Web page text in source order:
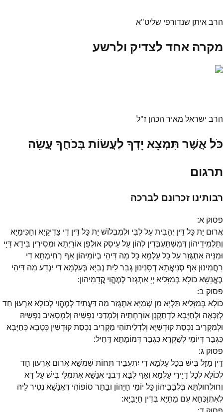
הרב איתן שנדורפי שליט"א
מקרה אחד לצדיק ולרשע
הרב ישראל מאיר הכהן ז"ל
כֹּל אֲשֶׁר תִּמְצָא יָדְךָ לַעֲשׂוֹת בְּכֹחֲךָ עֲשֵׂה
תרגום
רבותינו זכרונם לברכה
פסוק א:
אֲרוּם יָת כָּל דֵּין יְהָבִית עַל לִבִּי וּלְמִבְלוֹשׁ יָת כָּל דֵּין דִי צַדִיקַיָא וְחַכִּימַיָּא
וְתַלְמִידֵיהוֹן דְּמִשְׁתַּעְבְּדִין לְהוֹן עַל עֵיסַק אוּלְפַן אוֹרַיְתָא וּמְסִירִין בִּידָא דַּיָי
וּמִנֵּיהּ אִתְגְּזַר עַל כָּל עַלְמָא כָּל מַה דִּיהֵי בְיוֹמֵיהוֹן אַף רְחִימְתָא דִי
רַחֲמִינוּן אַף סְנִיאֲתָא דְסָנִינוּן גְּבַר לֵית נְבִיָּא בְּעַלְמָא דִי יִנְדַע מַה דִּיהֵי
בֶאֱנָשָׁא כּוֹלָא בְּמַזָּלַיא יְיָ אִתְגְּזַר לְמֶהֱוֵי קֳדָמֵיהוֹן:
פסוק ב:
כּוֹלָא בְּמַזָּלַיא תַּלְיָא מִן שְׁמַיָּא אִתְגְּזַר מַה דַּעֲתִיד לְמֶהֱוֵי לְכוֹלָא אִרְעוּן חַד
לְזַכָּאָה וּלְחַיָּבָא לִדְתַקְנָן אוֹרְחָתֵיהּ וְלִמְדַכֵּי נַפְשֵׁיהּ וְלִמְסָאִיב נַפְשֵׁיהּ
וּלְמִקְרַיב נִכְסַת קוּדְשַׁיָּא וְלִדְלֵיתוֹהִי מַקְרִיב נִכְסַת קוּדְשִׁין כְּטָבָא כְּחַיָּבָא
כִּגְבַר דְּיוֹמֵי לְשַׁקְרָא כִּגְבַר דְּמוֹמָתָא דָּחִיל:
פסוק ג:
דֵּין מַזָּל בִּישׁ בְּכָל עַלְמָא דִי יִתְעֲבֵיד תְּחוֹת שִׁמְשָׁא אֲרוּם אִרְעוּן חָד
לְכוֹלָא לְכָל דַיָירֵי עַלְמָא וְאַף לִבָּא דִּבְנֵי אֱנָשָׁא אִתְמְלֵי בִישׁ עַל דָּא
וְחוּלְחוּלְתָּא בִּלְבָבֵיהוֹן כָּל יוֹמֵי חַיֵּהוֹן וּבָתַר סוֹפוֹהִי דֶּאֱנָשָׁא נְטִיר לֵיהּ
לְאִתְוַכְּחָא עִם מֵתַיָּא בְּדִין חַיָּבַיָּא: